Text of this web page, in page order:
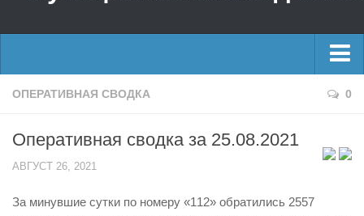
Районные УГЗ
Поисково-спасательный отряд г. Уфы
Центр размещения пострадавших
Отчеты о реализации муниципальных программ
Главные новости
Оперативная сводка
Половодье
ОПЕРАТИВНАЯ СВОДКА 0
Оперативная сводка за 25.08.2021
АВГУСТ 26, 2021
За минувшие сутки по номеру «112» обратились 2557